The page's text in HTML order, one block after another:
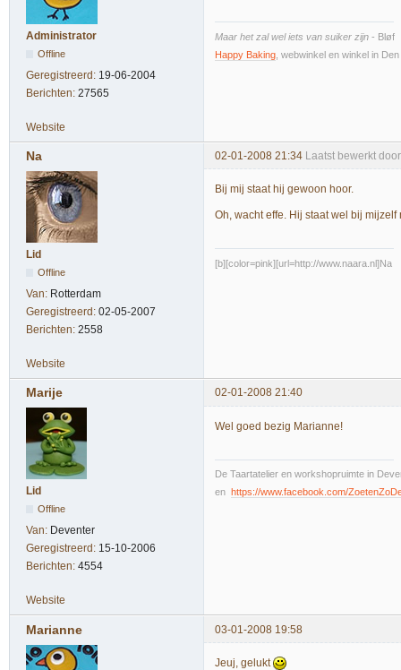
Administrator
Offline
Geregistreerd: 19-06-2004
Berichten: 27565
Maar het zal wel iets van suiker zijn - Bløf
Happy Baking , webwinkel en winkel in
Website
Na 02-01-2008 21:34 Laatst bewerkt
Lid
Offline
Van: Rotterdam
Geregistreerd: 02-05-2007
Berichten: 2558
Bij mij staat hij gewoon hoor.
Oh, wacht effe. Hij staat wel bij
[b][color=pink][url=http://www.naara.nl]Na
Website
Marije 02-01-2008 21:40
Lid
Offline
Van: Deventer
Geregistreerd: 15-10-2006
Berichten: 4554
Wel goed bezig Marianne!
De Taartatelier en workshopruimte in
en https://www.facebook.com/
Website
Marianne 03-01-2008 19:58
Jeuj, gelukt